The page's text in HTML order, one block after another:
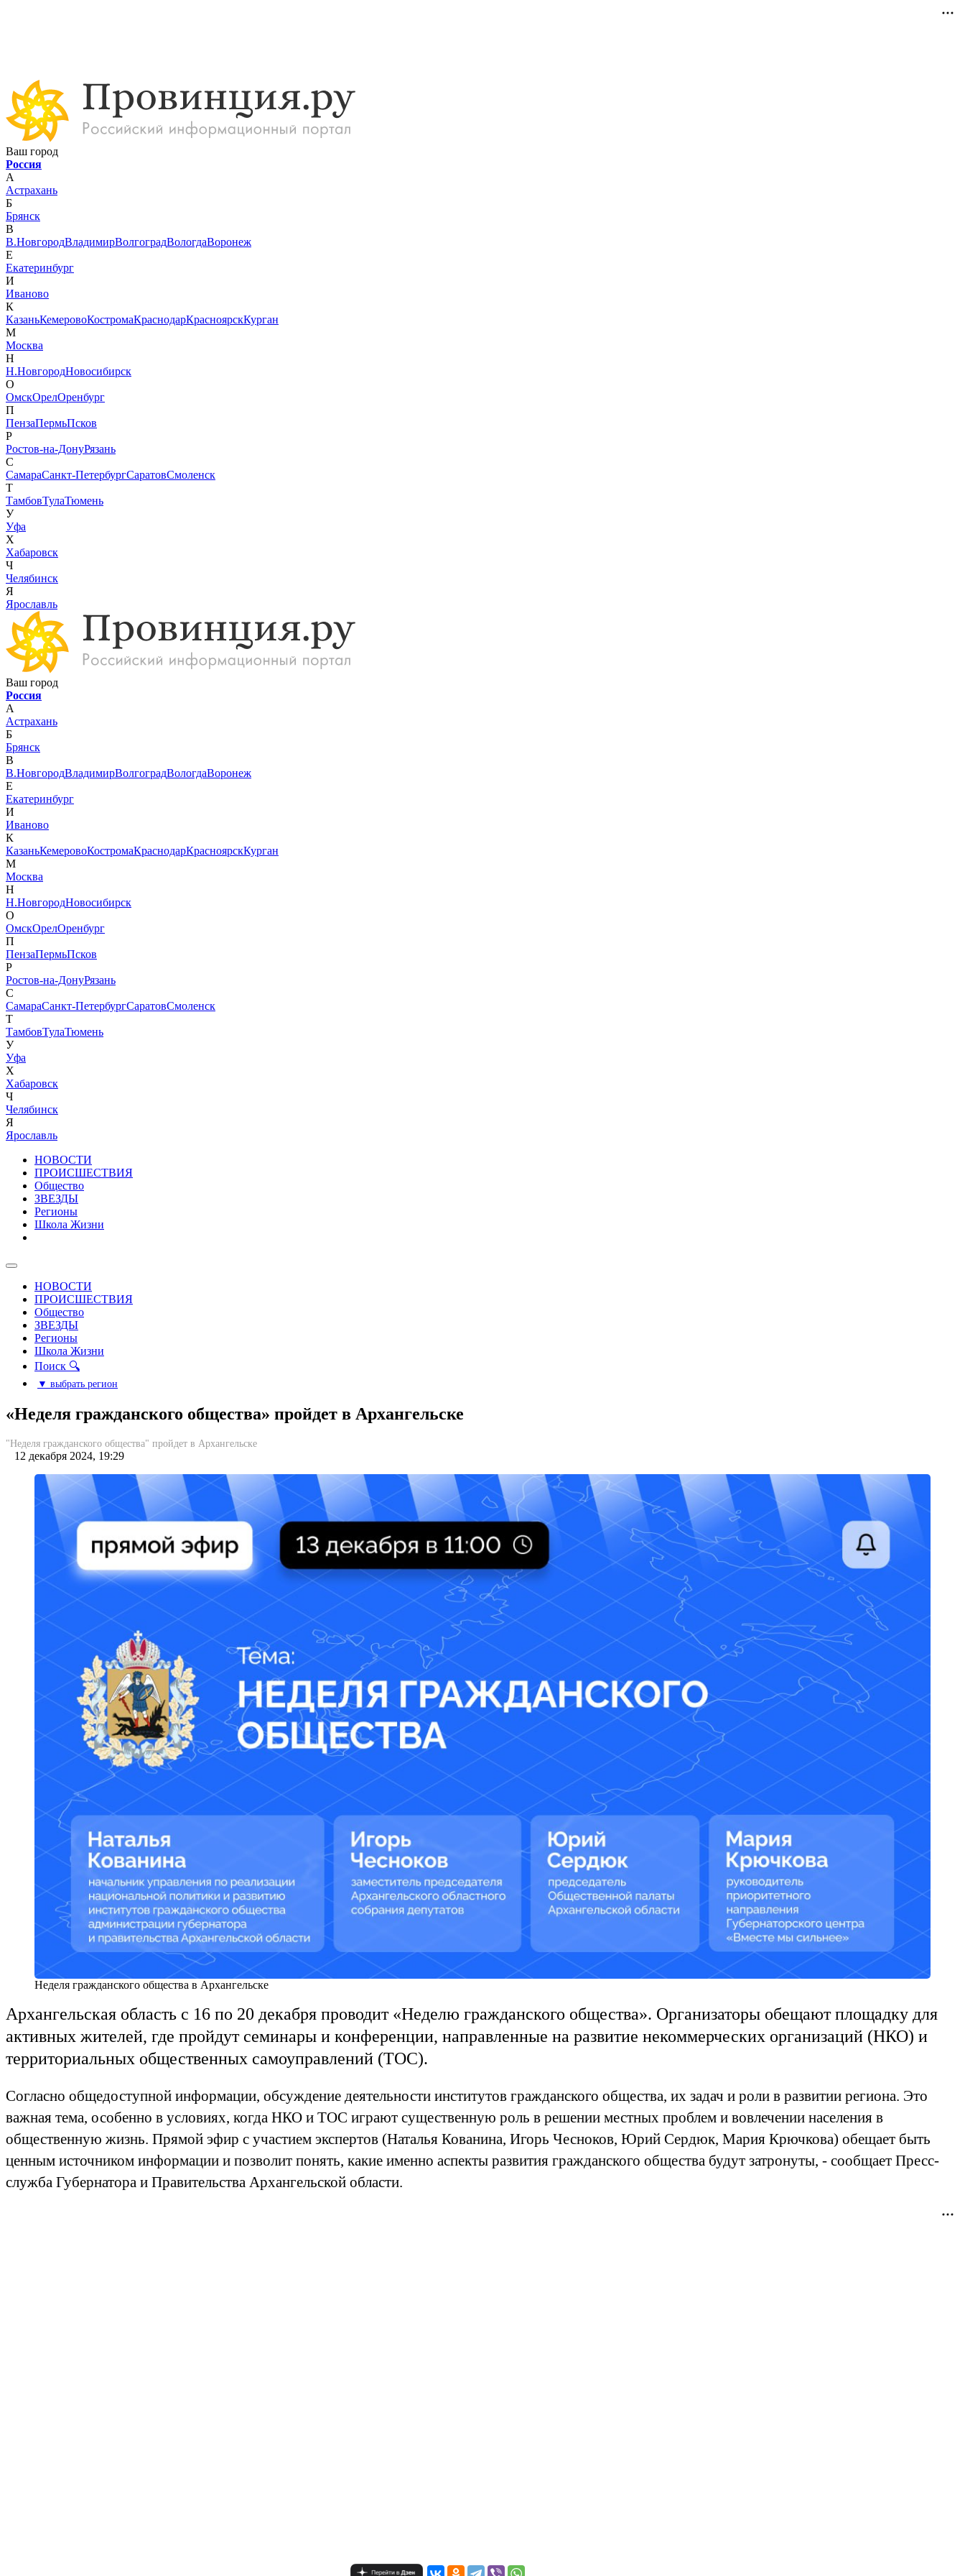
Ваш город
Россия
А
Астрахань
Б
Брянск
В
В.НовгородВладимирВолгоградВологдаВоронеж
Е
Екатеринбург
И
Иваново
К
КазаньКемеровоКостромаКраснодарКрасноярскКурган
М
Москва
Н
Н.НовгородНовосибирск
О
ОмскОрелОренбург
П
ПензаПермьПсков
Р
Ростов-на-ДонуРязань
С
СамараСанкт-ПетербургСаратовСмоленск
Т
ТамбовТулаТюмень
У
Уфа
Х
Хабаровск
Ч
Челябинск
Я
Ярославль
Ваш город
Россия
А
Астрахань
Б
Брянск
В
В.НовгородВладимирВолгоградВологдаВоронеж
Е
Екатеринбург
И
Иваново
К
КазаньКемеровоКостромаКраснодарКрасноярскКурган
М
Москва
Н
Н.НовгородНовосибирск
О
ОмскОрелОренбург
П
ПензаПермьПсков
Р
Ростов-на-ДонуРязань
С
СамараСанкт-ПетербургСаратовСмоленск
Т
ТамбовТулаТюмень
У
Уфа
Х
Хабаровск
Ч
Челябинск
Я
Ярославль
НОВОСТИ
ПРОИСШЕСТВИЯ
Общество
ЗВЕЗДЫ
Регионы
Школа Жизни
НОВОСТИ
ПРОИСШЕСТВИЯ
Общество
ЗВЕЗДЫ
Регионы
Школа Жизни
Поиск 🔍
▼ выбрать регион
«Неделя гражданского общества» пройдет в Архангельске
"Неделя гражданского общества" пройдет в Архангельске
12 декабря 2024, 19:29
Неделя гражданского общества в Архангельске
Архангельская область с 16 по 20 декабря проводит «Неделю гражданского общества». Организаторы обещают площадку для
активных жителей, где пройдут семинары и конференции, направленные на развитие некоммерческих организаций (НКО) и
территориальных общественных самоуправлений (ТОС).
Согласно общедоступной информации, обсуждение деятельности институтов гражданского общества, их задач и роли в развитии региона. Это
важная тема, особенно в условиях, когда НКО и ТОС играют существенную роль в решении местных проблем и вовлечении населения в
общественную жизнь. Прямой эфир с участием экспертов (Наталья Кованина, Игорь Чесноков, Юрий Сердюк, Мария Крючкова) обещает быть
ценным источником информации и позволит понять, какие именно аспекты развития гражданского общества будут затронуты, - сообщает Пресс-
служба Губернатора и Правительства Архангельской области.